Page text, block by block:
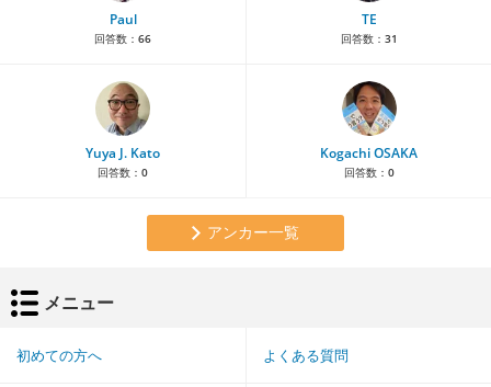
Paul
回答数： 66
TE
回答数： 31
Yuya J. Kato
回答数： 0
Kogachi OSAKA
回答数： 0
アンカー一覧
メニュー
初めての方へ よくある質問